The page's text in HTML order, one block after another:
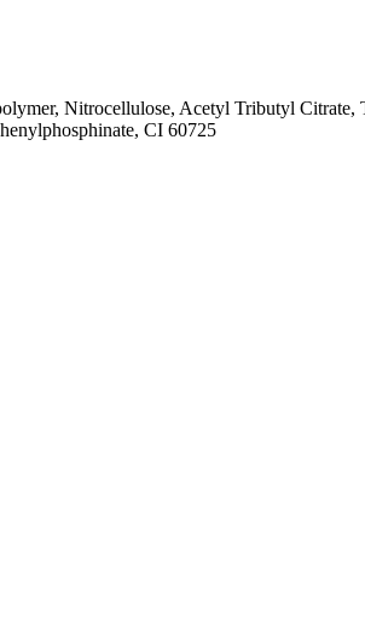
Nitrocellulose, Acetyl Tributyl
CI 60725